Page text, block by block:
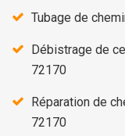
Tubage de
Débistrage de
72170
Réparation de
72170